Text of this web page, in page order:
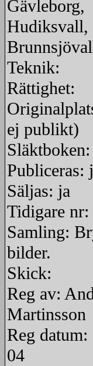
Gävleborg,
Hudiksvall,
Teknik:
Rättighet:
ej publikt)
Släktboken:
Publiceras:
Säljas: ja
Tidigare nr:
Samling:
bilder.
Skick:
Reg av:
Martinsson
Reg
04